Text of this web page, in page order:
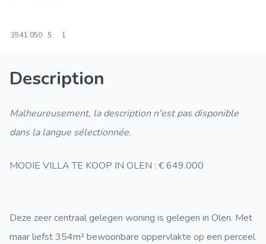
3541.050 5 1
Description
Malheureusement, la description n'est pas disponible
dans la langue sélectionnée.
MOOIE VILLA TE KOOP IN OLEN : € 649.000
Deze zeer centraal gelegen woning is gelegen in Olen. Met
maar liefst 354m² bewoonbare oppervlakte op een perceel